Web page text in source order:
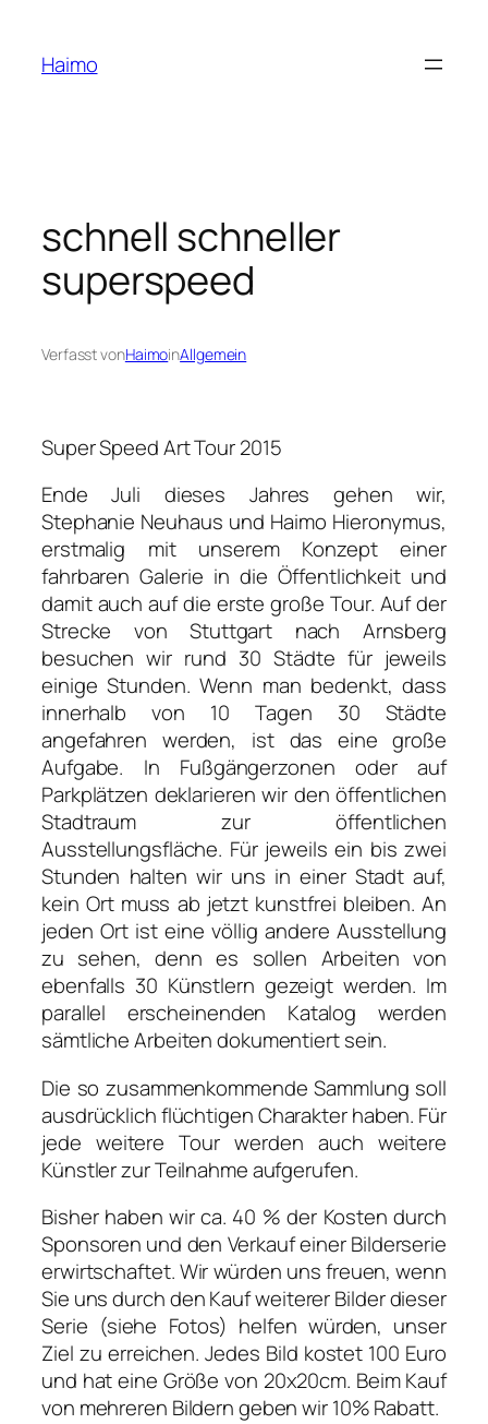
springen
Haimo
schnell schneller
superspeed
Verfasst vonHaimoinAllgemein
Super Speed Art Tour 2015
Ende Juli dieses Jahres gehen wir,
Stephanie Neuhaus und Haimo Hieronymus,
erstmalig mit unserem Konzept einer
fahrbaren Galerie in die Öffentlichkeit und
damit auch auf die erste große Tour. Auf der
Strecke von Stuttgart nach Arnsberg
besuchen wir rund 30 Städte für jeweils
einige Stunden. Wenn man bedenkt, dass
innerhalb von 10 Tagen 30 Städte
angefahren werden, ist das eine große
Aufgabe. In Fußgängerzonen oder auf
Parkplätzen deklarieren wir den öffentlichen
Stadtraum zur öffentlichen
Ausstellungsfläche. Für jeweils ein bis zwei
Stunden halten wir uns in einer Stadt auf,
kein Ort muss ab jetzt kunstfrei bleiben. An
jeden Ort ist eine völlig andere Ausstellung
zu sehen, denn es sollen Arbeiten von
ebenfalls 30 Künstlern gezeigt werden. Im
parallel erscheinenden Katalog werden
sämtliche Arbeiten dokumentiert sein.
Die so zusammenkommende Sammlung soll
ausdrücklich flüchtigen Charakter haben. Für
jede weitere Tour werden auch weitere
Künstler zur Teilnahme aufgerufen.
Bisher haben wir ca. 40 % der Kosten durch
Sponsoren und den Verkauf einer Bilderserie
erwirtschaftet. Wir würden uns freuen, wenn
Sie uns durch den Kauf weiterer Bilder dieser
Serie (siehe Fotos) helfen würden, unser
Ziel zu erreichen. Jedes Bild kostet 100 Euro
und hat eine Größe von 20x20cm. Beim Kauf
von mehreren Bildern geben wir 10% Rabatt.